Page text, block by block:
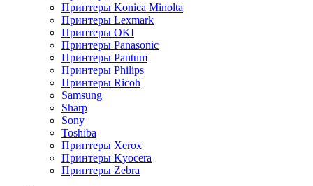
Принтеры Konica Minolta
Принтеры Lexmark
Принтеры OKI
Принтеры Panasonic
Принтеры Pantum
Принтеры Philips
Принтеры Ricoh
Samsung
Sharp
Sony
Toshiba
Принтеры Xerox
Принтеры Kyocera
Принтеры Zebra